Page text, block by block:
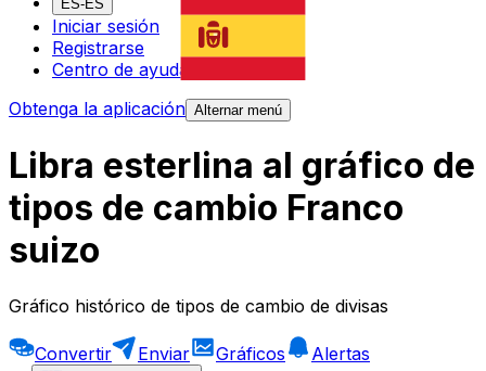
ES-ES
Iniciar sesión
Registrarse
Centro de ayuda
Obtenga la aplicación Alternar menú
Libra esterlina al gráfico de
tipos de cambio Franco
suizo
Gráfico histórico de tipos de cambio de divisas
Convertir Enviar Gráficos
Alertas